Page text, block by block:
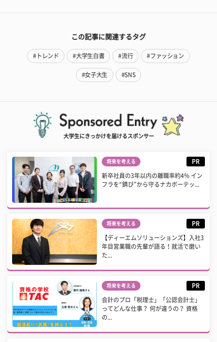
この記事に関連するタグ
#トレンド #大学生白書 #流行 #ファッション
#女子大生 #SNS
大学生にきっかけを届けるスポンサー
将来を考える PR
新卒社員の3年以内の離職率約4% イン
フラを“錆び”から守るナカボーテッ...
将来を考える PR
【ディーエムソリューションズ】入社3
年目営業職の先輩が語る！就活で磨い
た...
将来を考える PR
会計のプロ「税理士」「公認会計士」
ってどんな仕事？ 何が違うの？ 資格
の...